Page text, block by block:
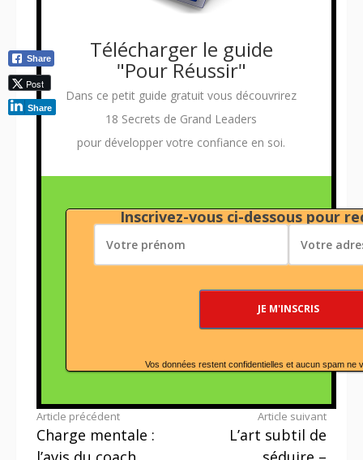
Télécharger le guide
"Pour Réussir"
Dans ce petit guide gratuit vous découvrirez
18 Secrets de Grand Leaders
pour développer votre confiance en soi.
Inscrivez-vous ci-dessous pour
Vos données restent confidentielles et aucun spam ne
Lire
la
Article précédent
Charge mentale :
Article suivant
L’art subtil de
Share
Post
Share